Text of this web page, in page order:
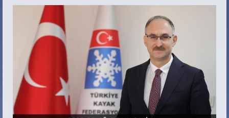
3
Teknik Kurul ve Alt Kurul Üyelerimiz
Belirlendi
18 Temmuz 2026
5
KAYAKLI KOŞU VE BİATHLON 3.KADEME
ANTRENÖRLÜK KURSU DUYURUSU
12 Temmuz 2026